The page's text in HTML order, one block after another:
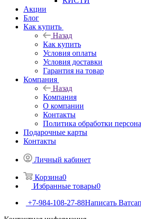
Акции
Блог
Как купить
Назад
Как купить
Условия оплаты
Условия доставки
Гарантия на товар
Компания
Назад
Компания
О компании
Контакты
Политика обработки
Подарочные карты
Контакты
Личный кабинет
Корзина0
Избранные товары0
+7-984-108-27-88Написать Ватсап